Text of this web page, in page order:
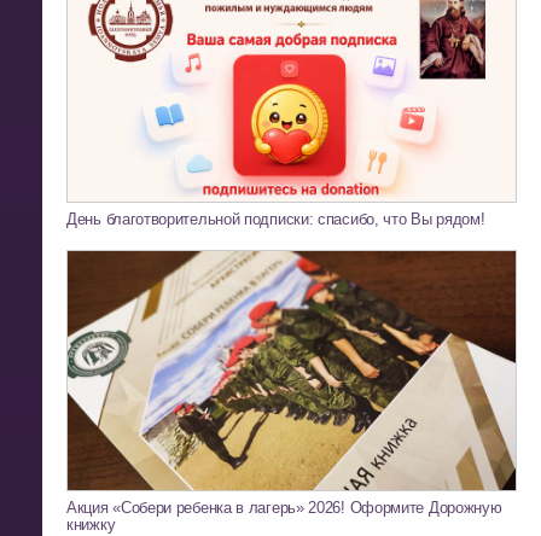
День благотворительной подписки: спасибо, что Вы рядом!
Акция «Собери ребенка в лагерь» 2026! Оформите Дорожную
книжку